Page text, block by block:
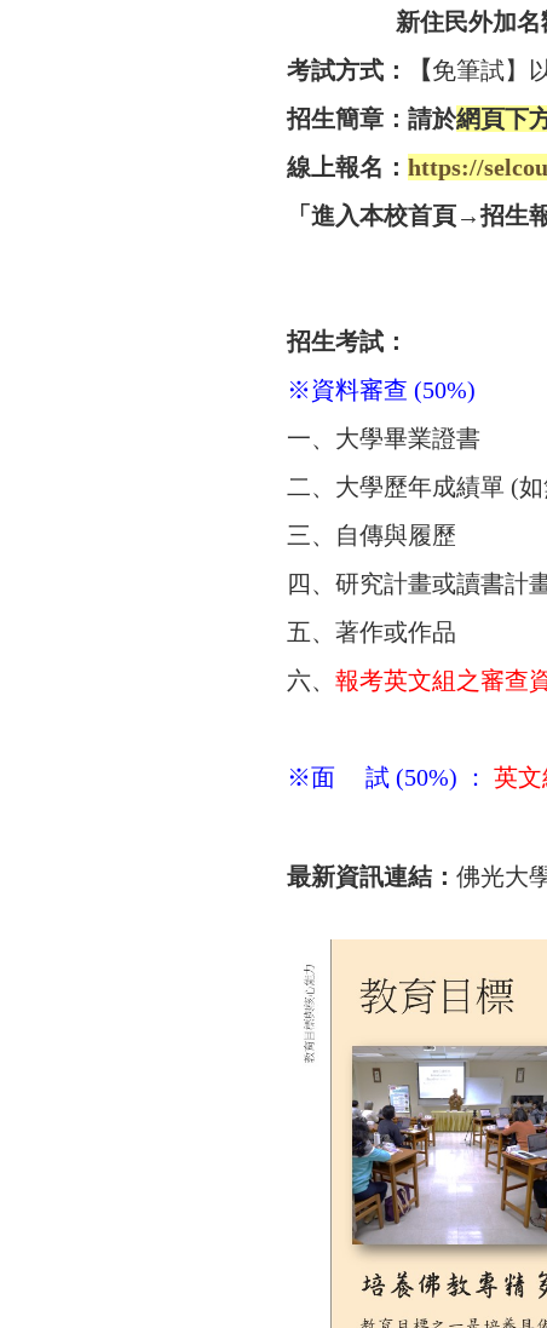
新住民外加名
​考試方式：【免筆試】
招生簡章：請於網頁下
線上報名： https://
「進入本校首頁→招
招生考試：
※資料審查 (50%)
一、大學畢業證書
二、大學歷年成績單 (
三、自傳與履歷
四、研究計畫或讀書計
五、著作或作品
六、 報考英文組之審查
※面 試 (50%) ： 英文
最新資訊連結： 佛光大